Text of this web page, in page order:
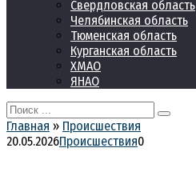
Свердловская область
Челябинская область
Тюменская область
Курганская область
ХМАО
ЯНАО
Search
for:
Главная » Происшествия
20.05.2026Происшествия0